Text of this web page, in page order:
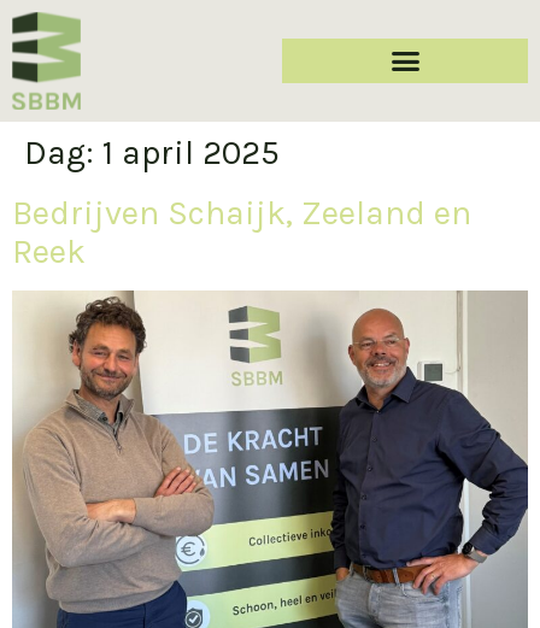
Dag: 1 april 2025
Bedrijven Schaijk, Zeeland en
Reek